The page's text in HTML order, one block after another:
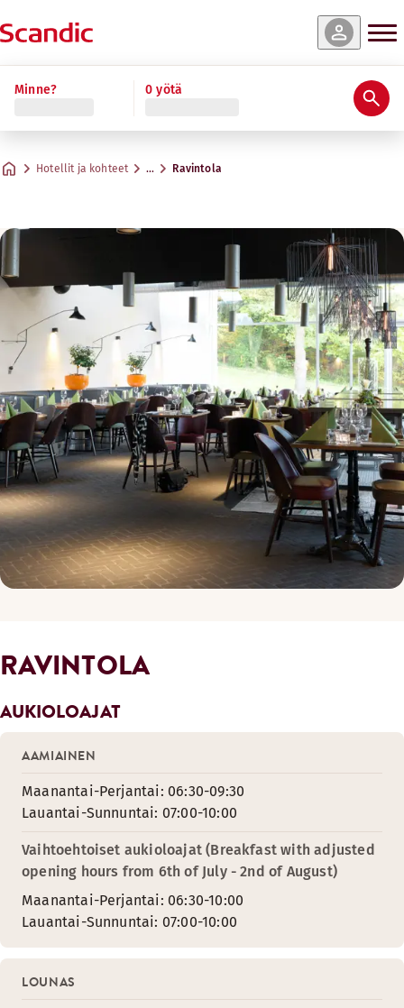
Minne? 0 yötä
Hotellit ja kohteet … Ravintola
RAVINTOLA
AUKIOLOAJAT
AAMIAINEN
Maanantai-Perjantai: 06:30-09:30
Lauantai-Sunnuntai: 07:00-10:00
Vaihtoehtoiset aukioloajat (Breakfast with adjusted
opening hours from 6th of July - 2nd of August)
Maanantai-Perjantai: 06:30-10:00
Lauantai-Sunnuntai: 07:00-10:00
LOUNAS